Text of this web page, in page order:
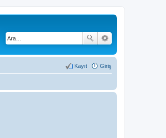
Giriş
Kayıt